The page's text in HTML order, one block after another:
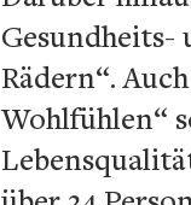
Gesundheits-
Rädern“.
Wohlfühlen“